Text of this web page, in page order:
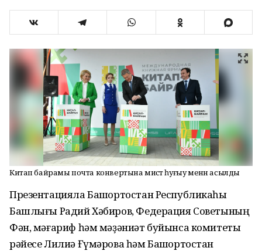
Китап байрамы почта конвертына мисәт һуғыу менән асылды
Презентацияла Башҡортостан Республикаһы
Башлығы Радий Хәбиров, Федерация Советының
Фән, мәғариф һәм мәҙәниәт буйынса комитеты
рәйесе Лилиә Ғүмәрова һәм Башҡортостан